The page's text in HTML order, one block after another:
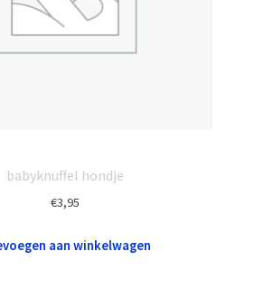
babyknuffel hondje
€3,95
aan winkelwagen